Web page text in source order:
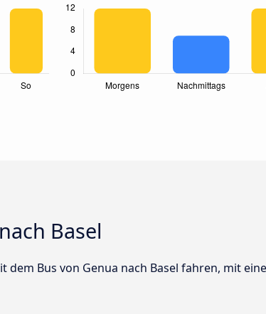
Basel
Bus von Genua nach Basel fahren, mit